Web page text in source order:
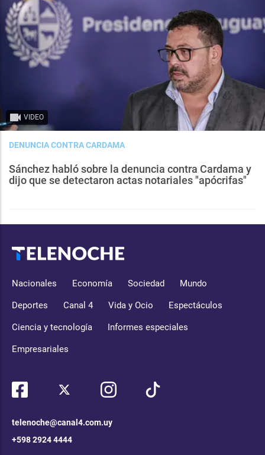
VIDEO
DENUNCIA CONTRA CARDAMA
Sánchez habló sobre la denuncia contra Cardama y
dijo que se detectaron actas notariales "apócrifas"
Nacionales Economía Sociedad Mundo
Deportes Canal 4 Vida y Ocio Espectáculos
Ciencia y tecnología Informes especiales
Empresariales
telenoche@canal4.com.uy
+598 2924 4444